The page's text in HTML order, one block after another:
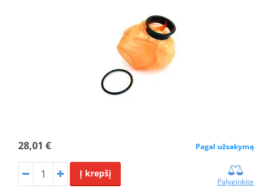
28,01 € Pagal užsakymą
Į krepšį
Palyginkite